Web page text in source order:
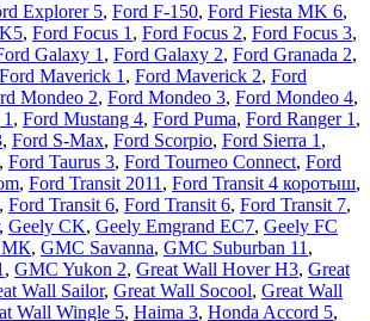
Explorer 5, Ford F-150, Ford Fiesta MK 6,
, Ford Focus 1 , Ford Focus 2, Ford Focus 3,
Galaxy 1 , Ford Galaxy 2, Ford Granada 2,
Ford Maverick 1 , Ford Maverick 2, Ford
Mondeo 2, Ford Mondeo 3, Ford Mondeo 4,
, Ford Mustang 4, Ford Puma, Ford Ranger 1 ,
, Ford S-Max, Ford Scorpio, Ford Sierra 1 ,
, Ford Taurus 3, Ford Tourneo Connect, Ford
, Ford Transit 2011 , Ford Transit 4 коротыш,
, Ford Transit 6, Ford Transit 6, Ford Transit 7,
, Geely CK, Geely Emgrand EC7, Geely FC
МК, GMC Savanna, GMC Suburban 11 ,
, GMC Yukon 2, Great Wall Hover H3, Great
Wall Sailor, Great Wall Socool, Great Wall
Wall Wingle 5, Haima 3, Honda Accord 5,